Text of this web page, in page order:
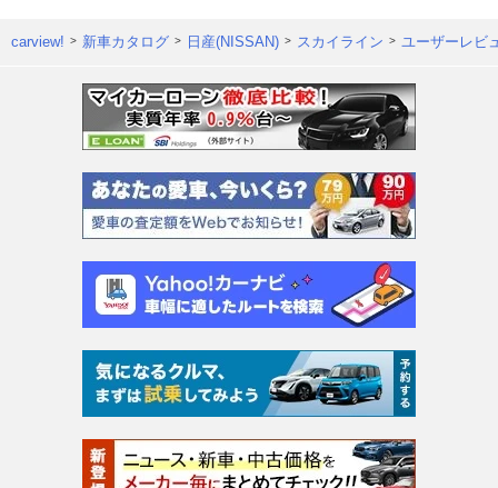
carview! 新車カタログ 日産(NISSAN) スカイライン ユーザーレビ